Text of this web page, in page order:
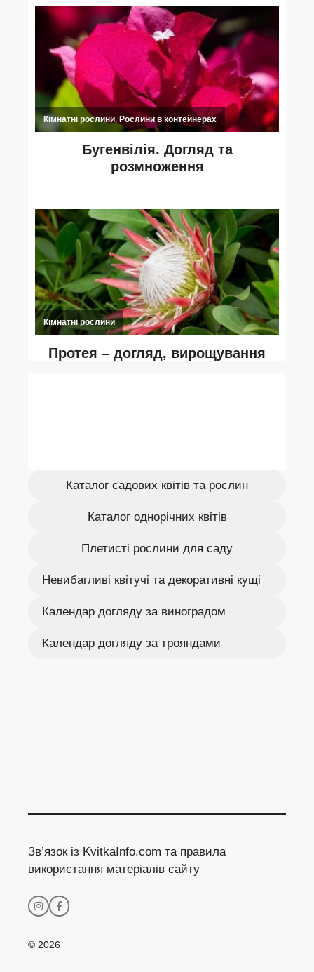
Каталог садових квітів та рослин
Каталог однорічних квітів
Плетисті рослини для саду
Невибагливі квітучі та декоративні кущі
Календар догляду за виноградом
Календар догляду за трояндами
Зв’язок із KvitkaInfo.com та правила
використання матеріалів сайту
© 2026